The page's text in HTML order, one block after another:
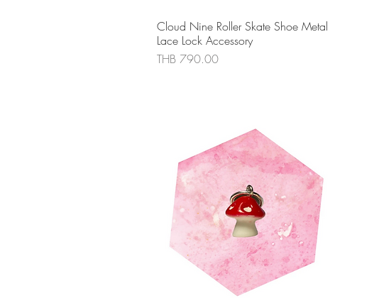
ดูข้อมูลด่วน
Cloud Nine Roller Skate Shoe Metal
Lace Lock Accessory
ราคา
THB 790.00